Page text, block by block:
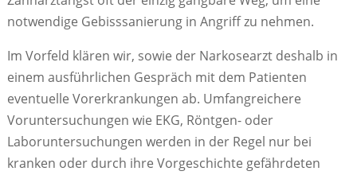
notwendige Gebisssanierung in Angriff zu nehmen.
Im Vorfeld klären wir, sowie der Narkosearzt deshalb in
einem ausführlichen Gespräch mit dem Patienten
eventuelle Vorerkrankungen ab. Umfangreichere
Voruntersuchungen wie EKG, Röntgen- oder
Laboruntersuchungen werden in der Regel nur bei
kranken oder durch ihre Vorgeschichte gefährdeten